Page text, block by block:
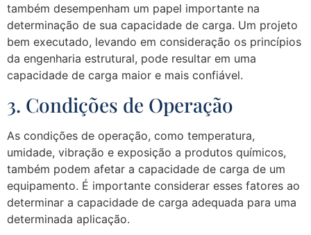
também desempenham um papel importante na
determinação de sua capacidade de carga. Um projeto
bem executado, levando em consideração os princípios
da engenharia estrutural, pode resultar em uma
capacidade de carga maior e mais confiável.
3. Condições de Operação
As condições de operação, como temperatura,
umidade, vibração e exposição a produtos químicos,
também podem afetar a capacidade de carga de um
equipamento. É importante considerar esses fatores ao
determinar a capacidade de carga adequada para uma
determinada aplicação.